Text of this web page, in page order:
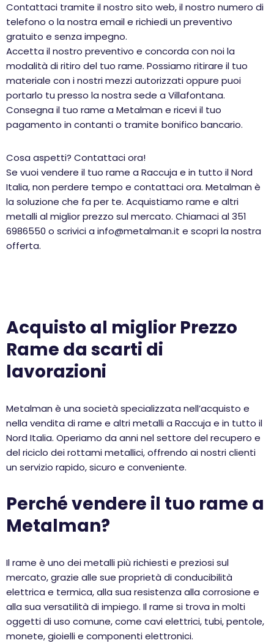
Contattaci tramite il nostro sito web, il nostro numero di
telefono o la nostra email e richiedi un preventivo
gratuito e senza impegno.
Accetta il nostro preventivo e concorda con noi la
modalità di ritiro del tuo rame. Possiamo ritirare il tuo
materiale con i nostri mezzi autorizzati oppure puoi
portarlo tu presso la nostra sede a Villafontana.
Consegna il tuo rame a Metalman e ricevi il tuo
pagamento in contanti o tramite bonifico bancario.
Cosa aspetti? Contattaci ora!
Se vuoi vendere il tuo rame a Raccuja e in tutto il Nord
Italia, non perdere tempo e contattaci ora. Metalman è
la soluzione che fa per te. Acquistiamo rame e altri
metalli al miglior prezzo sul mercato. Chiamaci al 351
6986550 o scrivici a info@metalman.it e scopri la nostra
offerta.
Acquisto al miglior Prezzo
Rame da scarti di
lavorazioni
Metalman è una società specializzata nell’acquisto e
nella vendita di rame e altri metalli a Raccuja e in tutto il
Nord Italia. Operiamo da anni nel settore del recupero e
del riciclo dei rottami metallici, offrendo ai nostri clienti
un servizio rapido, sicuro e conveniente.
Perché vendere il tuo rame a
Metalman?
Il rame è uno dei metalli più richiesti e preziosi sul
mercato, grazie alle sue proprietà di conducibilità
elettrica e termica, alla sua resistenza alla corrosione e
alla sua versatilità di impiego. Il rame si trova in molti
oggetti di uso comune, come cavi elettrici, tubi, pentole,
monete, gioielli e componenti elettronici.